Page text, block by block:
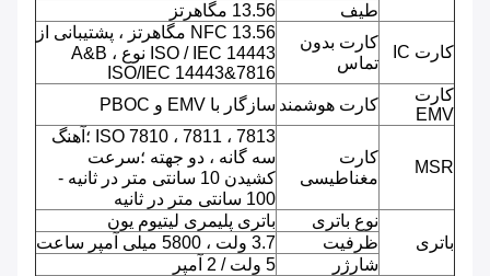
طیف
13.56 مگاهرتز
کارت IC
کارت بدون
تماس
NFC 13.56 مگاهرتز ، پشتیبانی از
ISO / IEC 14443 نوع A&B ،
ISO/IEC 14443&7816
کارت
EMV
کارت هوشمند سازگار با EMV و PBOC
MSR
کارت
مغناطیسی
ISO 7810 ، 7811 ، 7813 ؛آهنگ
سه گانه ، دو جهته ؛سرعت
کشیدن 10 سانتی متر در ثانیه -
100 سانتی متر در ثانیه
باتری
نوع باتری
باتری پلیمری لیتیوم یون
ظرفیت
3.7 ولت ، 5800 میلی آمپر ساعت
شارژر
5 ولت / 2 آمپر